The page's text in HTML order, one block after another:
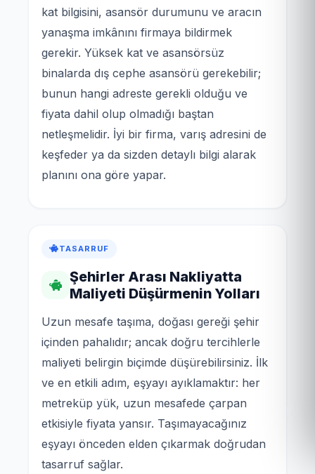
kat bilgisini, asansör durumunu ve aracın
yanaşma imkânını firmaya bildirmek
gerekir. Yüksek kat ve asansörsüz
binalarda dış cephe asansörü gerekebilir;
bunun hangi adreste gerekli olduğu ve
fiyata dahil olup olmadığı baştan
netleşmelidir. İyi bir firma, varış adresini de
keşfeder ya da sizden detaylı bilgi alarak
planını ona göre yapar.
TASARRUF
Şehirler Arası Nakliyatta
Maliyeti Düşürmenin Yolları
Uzun mesafe taşıma, doğası gereği şehir
içinden pahalıdır; ancak doğru tercihlerle
maliyeti belirgin biçimde düşürebilirsiniz. İlk
ve en etkili adım, eşyayı ayıklamaktır: her
metreküp yük, uzun mesafede çarpan
etkisiyle fiyata yansır. Taşımayacağınız
eşyayı önceden elden çıkarmak doğrudan
tasarruf sağlar.